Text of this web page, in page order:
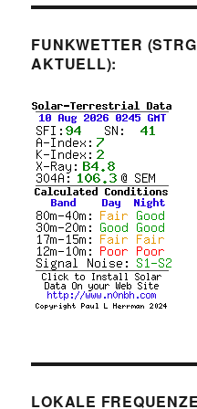
FUNKWETTER
AKTUELL):
LOKALE